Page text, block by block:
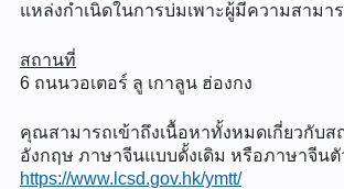
แหล่งกำเนิดในการบ่มเพาะผู้มีความสามา
สถานที่
6 ถนนวอเตอร์ ลู เกาลูน ฮ่องกง
คุณสามารถเข้าถึงเนื้อหาทั้งหมดเกี่ยวกับ
อังกฤษ ภาษาจีนแบบดั้งเดิม หรือภาษาจีนตั
https://www.lcsd.gov.hk/ymtt/